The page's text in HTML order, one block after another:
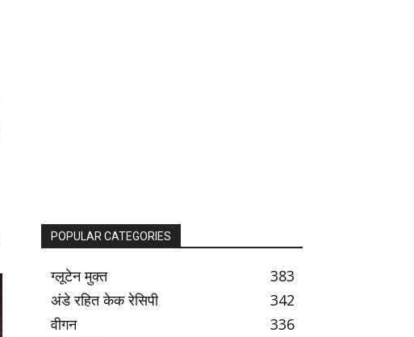
POPULAR CATEGORIES
ग्लूटेन मुक्त
383
अंडे रहित केक रेसिपी
342
वीगन
336